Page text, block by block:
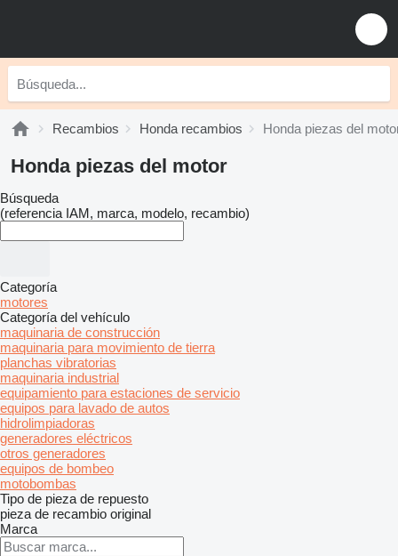
Recambios Honda recambios Honda piezas del
Honda piezas del motor
Búsqueda
(referencia IAM, marca, modelo, recambio)
Categoría
motores
Categoría del vehículo
maquinaria de construcción
maquinaria para movimiento de tierra
planchas vibratorias
maquinaria industrial
equipamiento para estaciones de servicio
equipos para lavado de autos
hidrolimpiadoras
generadores eléctricos
otros generadores
equipos de bombeo
motobombas
Tipo de pieza de repuesto
pieza de recambio original
Marca